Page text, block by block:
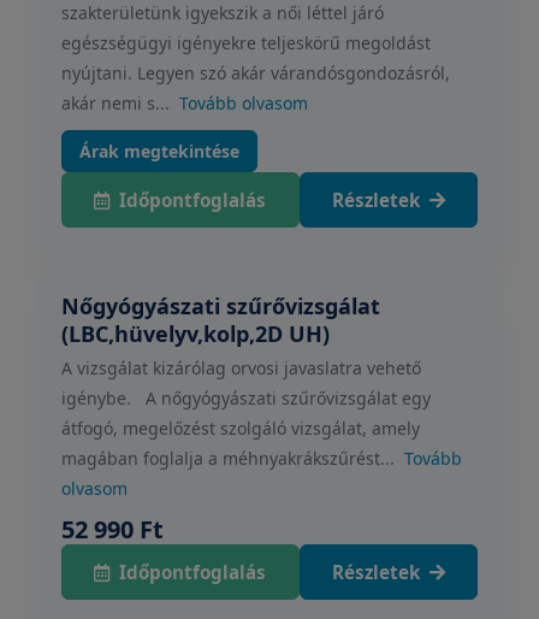
szakterületünk igyekszik a női léttel járó
egészségügyi igényekre teljeskörű megoldást
nyújtani. Legyen szó akár várandósgondozásról,
akár nemi s... Tovább olvasom
Árak megtekintése
Időpontfoglalás Részletek
Nőgyógyászati szűrővizsgálat
(LBC,hüvelyv,kolp,2D UH)
A vizsgálat kizárólag orvosi javaslatra vehető
igénybe. A nőgyógyászati szűrővizsgálat egy
átfogó, megelőzést szolgáló vizsgálat, amely
magában foglalja a méhnyakrákszűrést... Tovább
olvasom
52 990 Ft
Időpontfoglalás Részletek